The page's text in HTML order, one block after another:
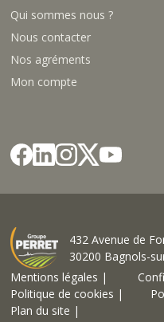
Qui sommes nous ?
Nous contacter
Nos agréments
Mon compte
432 Avenue de
30200 Bagnols-
Mentions légales |
Politique de cookies |
Plan du site |